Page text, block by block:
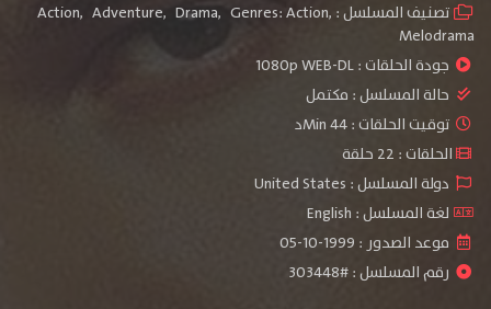
تصنيف المسلسل : Action, Adventure, Drama, Genres: Action,
Melodrama
جودة الحلقات :1080p WEB-DL
حالة المسلسل : مكتمل
توقيت الحلقات : 44 Minد
الحلقات : 22 حلقة
دولة المسلسل : United States
لغة المسلسل : English
موعد الصدور : 1999-10-05
رقم المسلسل : #303448